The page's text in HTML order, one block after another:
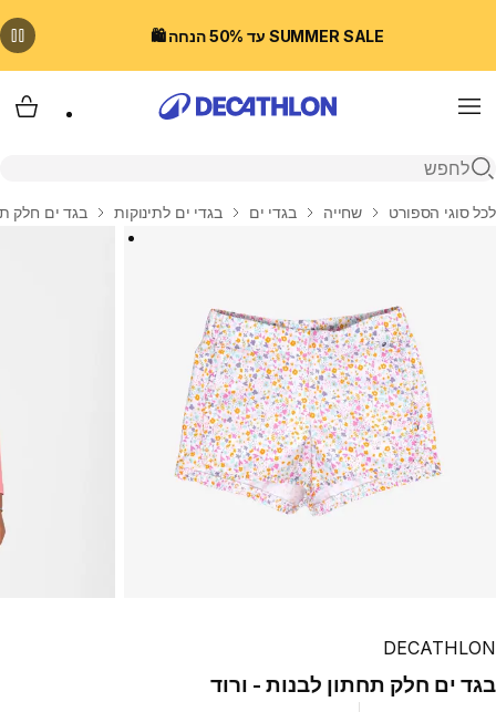
SUMMER SALE עד 50% הנחה 🛍️
Menu
פתיחת חיפוש
בית
לכל סוגי הספורט שחייה בגדי ים בגדי ים לתינוקות בגד ים חלק
DECATHLON
בגד ים חלק תחתון לבנות - ורוד